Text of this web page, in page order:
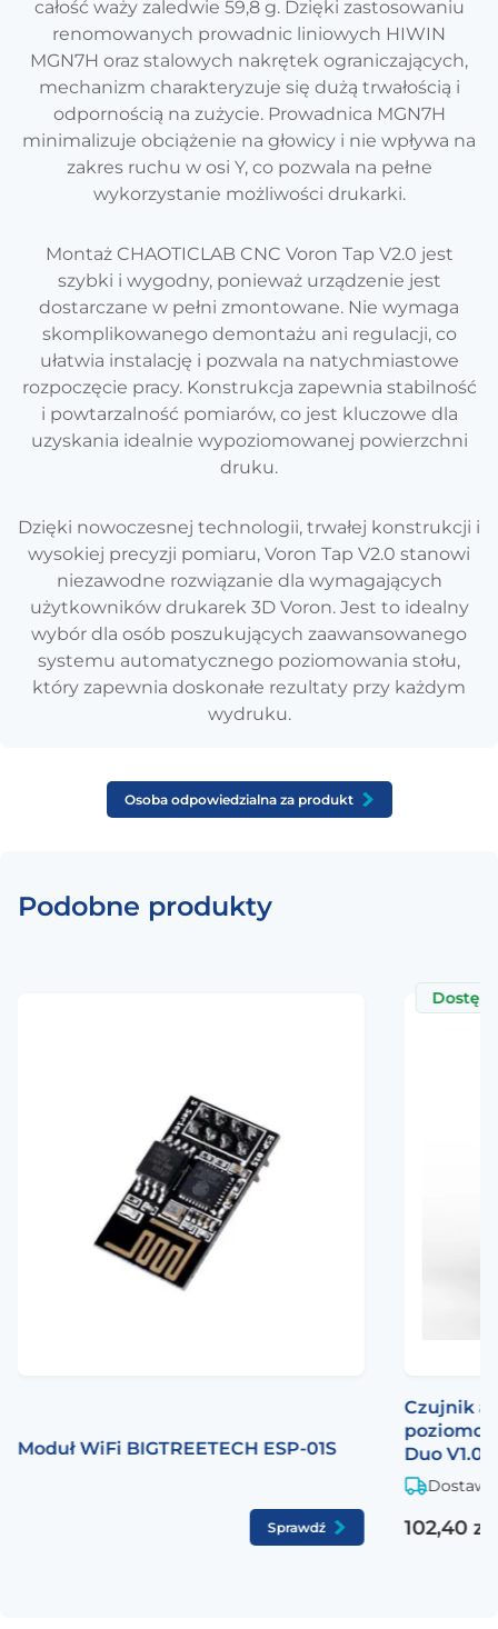
całość waży zaledwie 59,8 g. Dzięki zastosowaniu
renomowanych prowadnic liniowych HIWIN
MGN7H oraz stalowych nakrętek ograniczających,
mechanizm charakteryzuje się dużą trwałością i
odpornością na zużycie. Prowadnica MGN7H
minimalizuje obciążenie na głowicy i nie wpływa na
zakres ruchu w osi Y, co pozwala na pełne
wykorzystanie możliwości drukarki.
Montaż CHAOTICLAB CNC Voron Tap V2.0 jest
szybki i wygodny, ponieważ urządzenie jest
dostarczane w pełni zmontowane. Nie wymaga
skomplikowanego demontażu ani regulacji, co
ułatwia instalację i pozwala na natychmiastowe
rozpoczęcie pracy. Konstrukcja zapewnia stabilność
i powtarzalność pomiarów, co jest kluczowe dla
uzyskania idealnie wypoziomowanej powierzchni
druku.
Dzięki nowoczesnej technologii, trwałej konstrukcji i
wysokiej precyzji pomiaru, Voron Tap V2.0 stanowi
niezawodne rozwiązanie dla wymagających
użytkowników drukarek 3D Voron. Jest to idealny
wybór dla osób poszukujących zaawansowanego
systemu automatycznego poziomowania stołu,
który zapewnia doskonałe rezultaty przy każdym
wydruku.
Osoba odpowiedzialna za produkt
Podobne produkty
Moduł WiFi BIGTREETECH ESP-01S
Sprawdź
Czujnik
Duo V1.0
102,40 zł